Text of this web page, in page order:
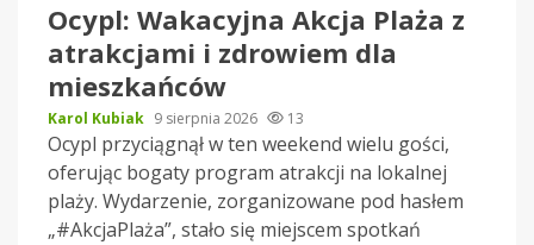
Ocypl: Wakacyjna Akcja Plaża z
atrakcjami i zdrowiem dla
mieszkańców
Karol Kubiak 9 sierpnia 2026 13
Ocypl przyciągnął w ten weekend wielu gości,
oferując bogaty program atrakcji na lokalnej
plaży. Wydarzenie, zorganizowane pod hasłem
„#AkcjaPlaża”, stało się miejscem spotkań